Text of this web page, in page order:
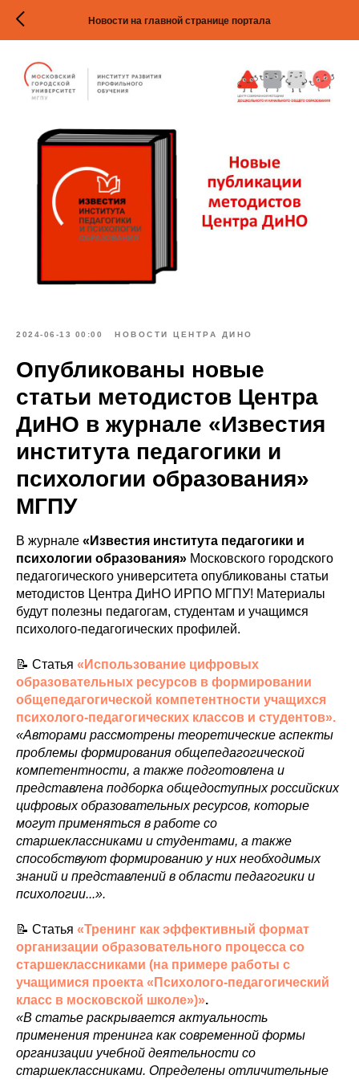
Новости на главной странице портала
2024-06-13 00:00 НОВОСТИ ЦЕНТРА ДИНО
Опубликованы новые
статьи методистов Центра
ДиНО в журнале «Известия
института педагогики и
психологии образования»
МГПУ
В журнале «Известия института педагогики и
психологии образования» Московского городского
педагогического университета опубликованы статьи
методистов Центра ДиНО ИРПО МГПУ! Материалы
будут полезны педагогам, студентам и учащимся
психолого-педагогических профилей.
📝 Статья «Использование цифровых
образовательных ресурсов в формировании
общепедагогической компетентности учащихся
психолого-педагогических классов и студентов».
«Авторами рассмотрены теоретические аспекты
проблемы формирования общепедагогической
компетентности, а также подготовлена и
представлена подборка общедоступных российских
цифровых образовательных ресурсов, которые
могут применяться в работе со
старшеклассниками и студентами, а также
способствуют формированию у них необходимых
знаний и представлений в области педагогики и
психологии...».
📝 Статья «Тренинг как эффективный формат
организации образовательного процесса со
старшеклассниками (на примере работы с
учащимися проекта «Психолого-педагогический
класс в московской школе»)».
«В статье раскрывается актуальность
применения тренинга как современной формы
организации учебной деятельности со
старшеклассниками. Определены отличительные